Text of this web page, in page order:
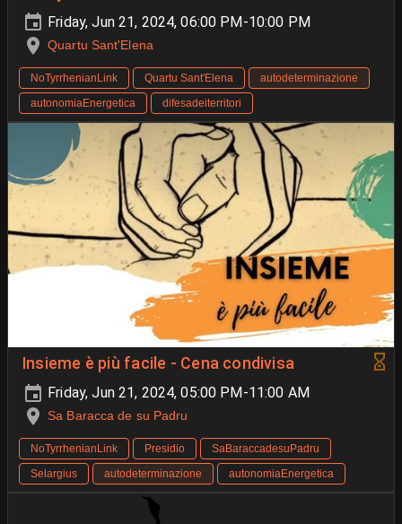
Friday, Jun 21, 2024, 06:00 PM-10:00 PM
Quartu Sant'Elena
NoTyrrhenianLink Quartu Sant'Elena
autodeterminazione
autonomiaEnergetica
difesadeiterritori
Insieme è più facile - Cena condivisa
Friday, Jun 21, 2024, 05:00 PM-11:00 AM
Sa Baracca de su Padru
NoTyrrhenianLink Presidio
SaBaraccadesuPadru
Selargius
autodeterminazione autonomiaEnergetica